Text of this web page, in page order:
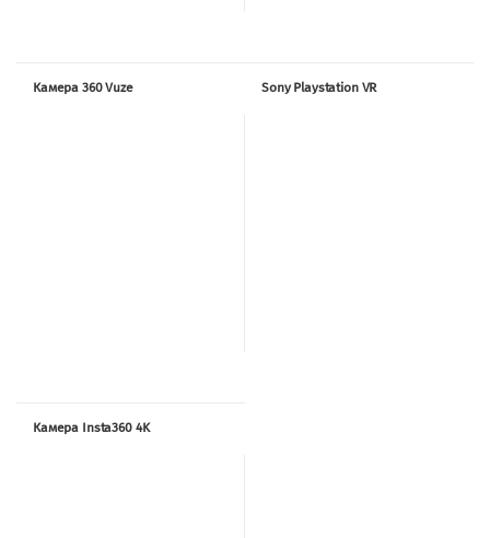
Камера 360 Vuze Sony Playstation VR
Камера Insta360 4K